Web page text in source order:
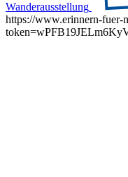
Wanderausstellung
https://www.erinnern-fuer-